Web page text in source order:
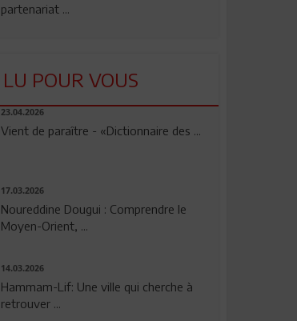
partenariat ...
LU POUR VOUS
23.04.2026
Vient de paraître - «Dictionnaire des ...
17.03.2026
Noureddine Dougui : Comprendre le
Moyen-Orient, ...
14.03.2026
Hammam-Lif: Une ville qui cherche à
retrouver ...